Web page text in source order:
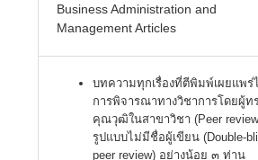
Business Administration and
Management Articles
บทความทุกเรื่องที่ตีพิมพ์เผยแพร่
การพิจารณาทางวิชาการโดยผู้ท
คุณวุฒิในสาขาวิชา (Peer
รูปแบบไม่มีชื่อผู้เขียน (Double-
peer review) อย่างน้อย ๓ ท่าน